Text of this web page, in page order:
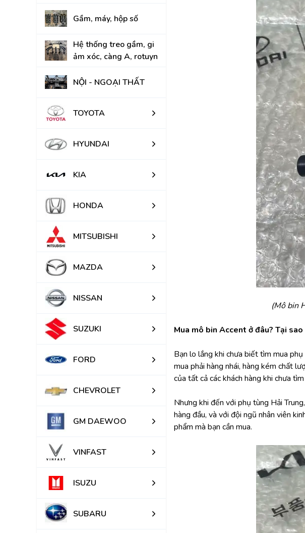
Gầm, máy, hộp số
Hệ thống treo gầm, gi
ảm xóc, càng A, rotuyn
NỘI - NGOẠI THẤT
TOYOTA
HYUNDAI
KIA
HONDA
MITSUBISHI
MAZDA
NISSAN
SUZUKI
FORD
CHEVROLET
GM DAEWOO
VINFAST
ISUZU
SUBARU
(Mô bin
Mua mô bin Accent ở đâu? Tại
Bạn lo lắng khi chưa biết tìm mua
mua phải hàng nhái, hàng kém chất
của tất cả các khách hàng khi chưa
Nhưng khi đến với phụ tùng Hải
hàng đầu, và với đội ngũ nhân viên
phẩm mà bạn cần mua.